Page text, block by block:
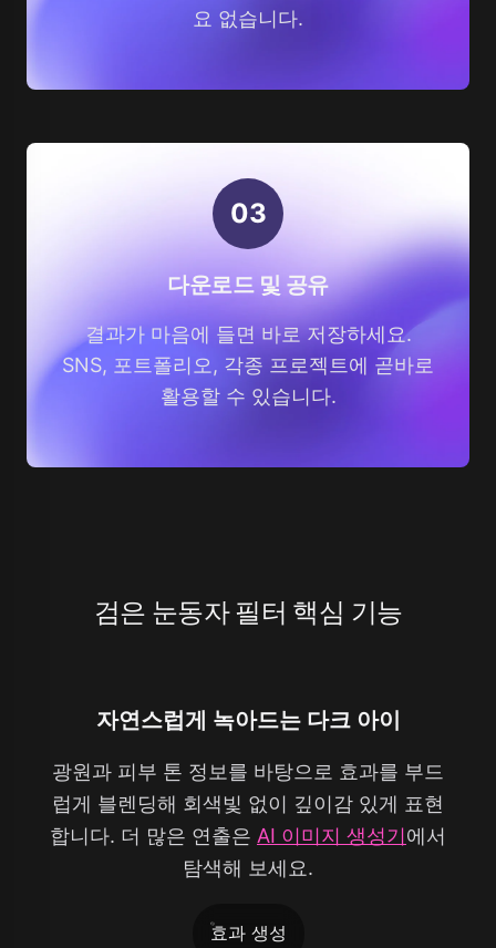
요 없습니다.
03
다운로드 및 공유
결과가 마음에 들면 바로 저장하세요.
SNS, 포트폴리오, 각종 프로젝트에 곧바로
활용할 수 있습니다.
검은 눈동자 필터 핵심 기능
자연스럽게 녹아드는 다크 아이
광원과 피부 톤 정보를 바탕으로 효과를 부드
럽게 블렌딩해 회색빛 없이 깊이감 있게 표현
합니다. 더 많은 연출은 AI 이미지 생성기에서
탐색해 보세요.
효과 생성